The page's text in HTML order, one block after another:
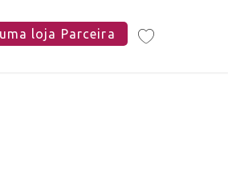
loja Parceira